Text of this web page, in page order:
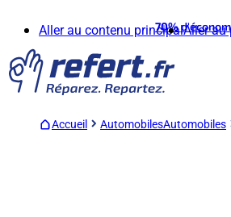
Aller au contenu principalAller au
70%
Accueil AutomobilesAutomobiles